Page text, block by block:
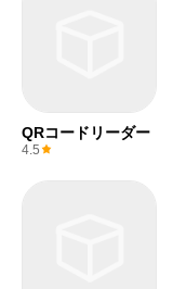
QRコードリーダー
4.5